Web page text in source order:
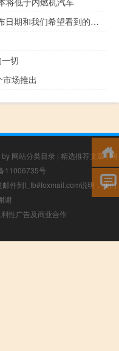
三星 Galaxy A55 5G 传闻：预计发布日期和我们希望看到的内容
切
场推出
by 网站分类目录 | 精选推荐文章|网
11006735号
件到f_fb#foxmail.com说明，我们
谢
性广告及商业合作